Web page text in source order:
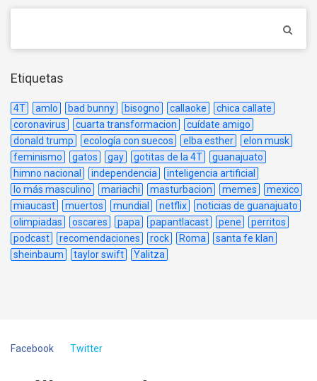
Etiquetas
4T amlo bad bunny bisogno callaoke
chica callate
coronavirus
cuarta transformacion
cuídate amigo
donald trump
ecología con suecos elba esther
elon musk
feminismo
gatos gay gotitas de la 4T
guanajuato
himno nacional
independencia
inteligencia artificial
lo más masculino
mariachi masturbacion memes
mexico
miaucast
muertos mundial netflix
noticias de guanajuato
olimpiadas
oscares papa papantlacast pene
perritos
podcast
recomendaciones rock Roma
santa fe klan
sheinbaum
taylor swift Yalitza
Facebook Twitter